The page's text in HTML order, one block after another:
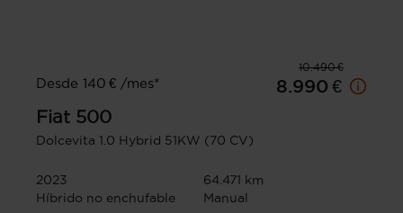
10.490 €
Desde 140 € /mes*
8.990 €
Fiat 500
Dolcevita 1.0 Hybrid 51KW (70 CV)
2023
64.471 km
Híbrido no enchufable
Manual